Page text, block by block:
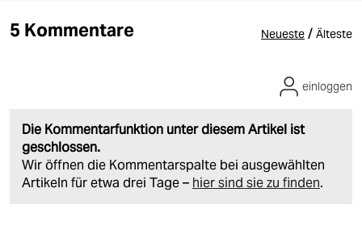
5 Kommentare Neueste / Älteste
Die Kommentarfunktion unter diesem Artikel ist
geschlossen.
Wir öffnen die Kommentarspalte bei ausgewählten
Artikeln für etwa drei Tage – hier sind sie zu finden.
einloggen